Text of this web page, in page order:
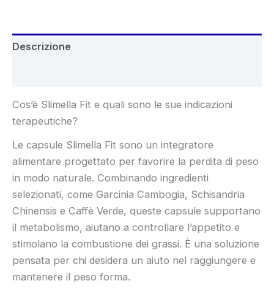
Descrizione
Cos’è Slimella Fit e quali sono le sue indicazioni
terapeutiche?
Le capsule Slimella Fit sono un integratore
alimentare progettato per favorire la perdita di peso
in modo naturale. Combinando ingredienti
selezionati, come Garcinia Cambogia, Schisandria
Chinensis e Caffè Verde, queste capsule supportano
il metabolismo, aiutano a controllare l’appetito e
stimolano la combustione dei grassi. È una soluzione
pensata per chi desidera un aiuto nel raggiungere e
mantenere il peso forma.